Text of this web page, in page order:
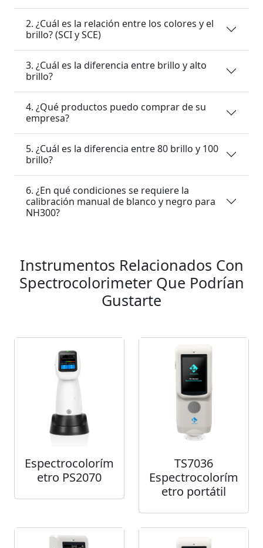
2. ¿Cuál es la relación entre los colores y el
brillo? (SCI y SCE)
3. ¿Cuál es la diferencia entre brillo y alto
brillo?
4. ¿Qué productos puedo comprar de su
empresa?
5. ¿Cuál es la diferencia entre 80 brillo y 100
brillo?
6. ¿En qué condiciones se requiere la
calibración manual de blanco y negro para
NH300?
Instrumentos Relacionados Con
Spectrocolorimeter Que Podrían
Gustarte
Espectrocolorím
etro PS2070
TS7036
Espectrocolorím
etro portátil